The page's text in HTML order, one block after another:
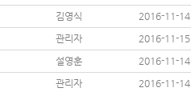
김영식 2016-11-14
관리자 2016-11-15
설영훈 2016-11-14
관리자 2016-11-14